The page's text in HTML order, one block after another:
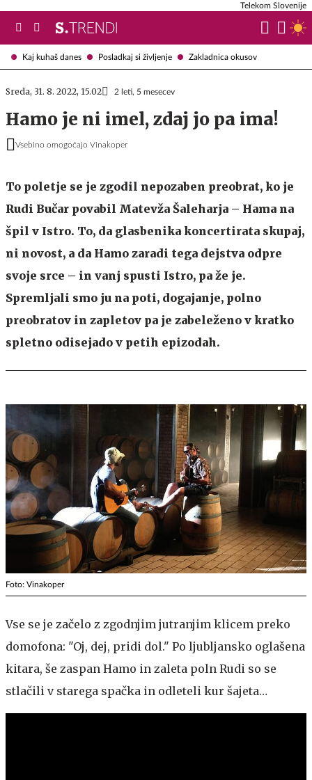
Kaj kuhaš danes Posladkaj si življenje Zakladnica okusov
Telekom Slovenije
Sreda, 31. 8. 2022, 15.02 2 leti, 5 mesecev
Hamo je ni imel, zdaj jo pa ima!
Vsebino omogočajo Vinakoper
To poletje se je zgodil nepozaben preobrat, ko je
Rudi Bučar povabil Matevža Šaleharja – Hama na
špil v Istro. To, da glasbenika koncertirata skupaj,
ni novost, a da Hamo zaradi tega dejstva odpre
svoje srce – in vanj spusti Istro, pa že je.
Spremljali smo ju na poti, dogajanje, polno
preobratov in zapletov pa je zabeleženo v kratko
spletno odisejado v petih epizodah.
Foto: Vinakoper
Vse se je začelo z zgodnjim jutranjim klicem preko
domofona: "Oj, dej, pridi dol." Po ljubljansko oglašena
kitara, še zaspan Hamo in zaleta poln Rudi so se
stlačili v starega spačka in odleteli kur šajeta…